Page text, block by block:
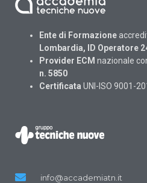
Ente di Formazione
Lombardia, ID Operatore
Provider ECM nazionale
n. 5850
Certificata UNI-ISO 9001-
info@accademiatn.it